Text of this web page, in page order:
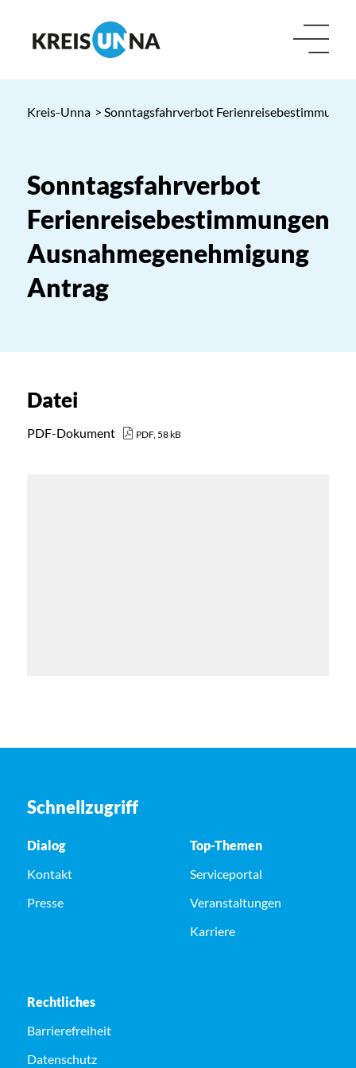
Kreis-Unna > Sonntagsfahrverbot
Sonntagsfahrverbot
Ferienreisebestimmungen
Ausnahmegenehmigung
Antrag
Datei
PDF-Dokument PDF, 58 kB
Schnellzugriff
Dialog
Kontakt
Presse
Top-Themen
Serviceportal
Veranstaltungen
Karriere
Rechtliches
Barrierefreiheit
Datenschutz